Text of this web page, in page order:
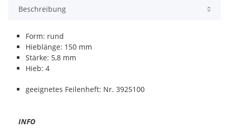
Beschreibung
Form: rund
Hieblänge: 150 mm
Stärke: 5,8 mm
Hieb: 4
geeignetes Feilenheft: Nr. 3925100
INFO